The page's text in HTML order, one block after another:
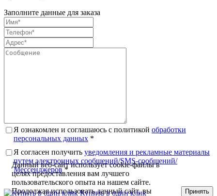
Заполните данные для заказа
Я ознакомлен и соглашаюсь с политикой обработки
персональных данных *
Я согласен получить уведомления и рекламные материалы
путем электронных сообщений/SMS-сообщений/
Мессенджеров *
Купить в один клик
Данный веб-сайт использует cookie-файлы в
целях предоставления вам лучшего
пользовательского опыта на нашем сайте.
Продолжая использовать данный сайт, вы
Принять